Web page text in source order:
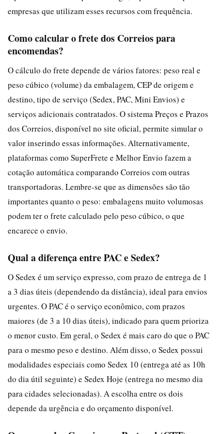
empresas que utilizam esses recursos com frequência.
Como calcular o frete dos Correios para
encomendas?
O cálculo do frete depende de vários fatores: peso real e
peso cúbico (volume) da embalagem, CEP de origem e
destino, tipo de serviço (Sedex, PAC, Mini Envios) e
serviços adicionais contratados. O sistema Preços e Prazos
dos Correios, disponível no site oficial, permite simular o
valor inserindo essas informações. Alternativamente,
plataformas como SuperFrete e Melhor Envio fazem a
cotação automática comparando Correios com outras
transportadoras. Lembre-se que as dimensões são tão
importantes quanto o peso: embalagens muito volumosas
podem ter o frete calculado pelo peso cúbico, o que
encarece o envio.
Qual a diferença entre PAC e Sedex?
O Sedex é um serviço expresso, com prazo de entrega de 1
a 3 dias úteis (dependendo da distância), ideal para envios
urgentes. O PAC é o serviço econômico, com prazos
maiores (de 3 a 10 dias úteis), indicado para quem prioriza
o menor custo. Em geral, o Sedex é mais caro do que o PAC
para o mesmo peso e destino. Além disso, o Sedex possui
modalidades especiais como Sedex 10 (entrega até as 10h
do dia útil seguinte) e Sedex Hoje (entrega no mesmo dia
para cidades selecionadas). A escolha entre os dois
depende da urgência e do orçamento disponível.